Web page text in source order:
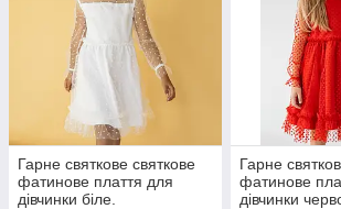
Гарне святкове святкове
фатинове плаття для
дівчинки біле.
Гарне
фатинове
дівчинки